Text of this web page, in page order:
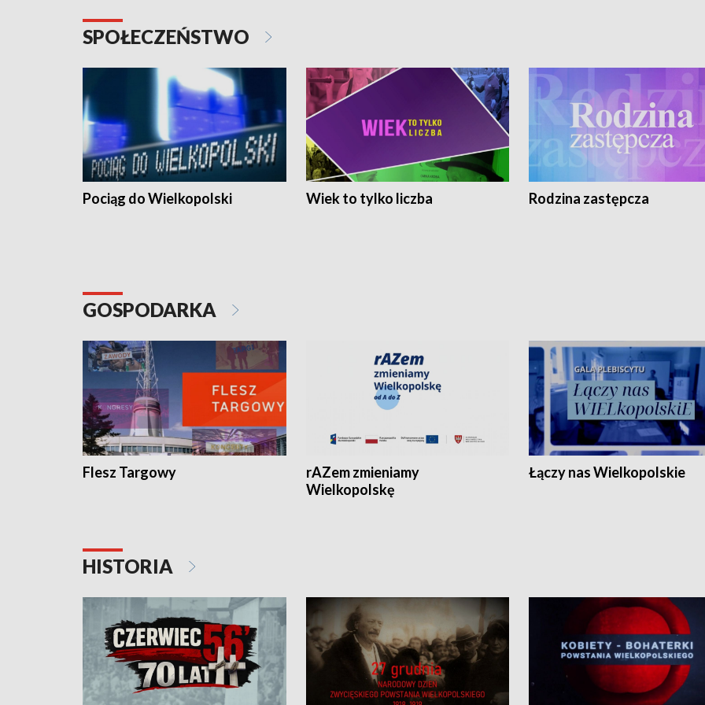
SPOŁECZEŃSTWO
Pociąg do Wielkopolski Wiek to tylko liczba Rodzina zastępcza
GOSPODARKA
Flesz Targowy
rAZem zmieniamy
Wielkopolskę
Łączy nas Wielkopolskie
HISTORIA